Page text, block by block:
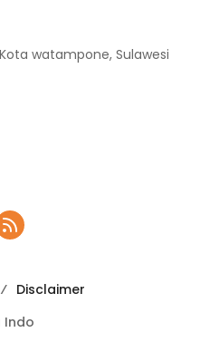
watampone, Sulawesi
Disclaimer
Indo